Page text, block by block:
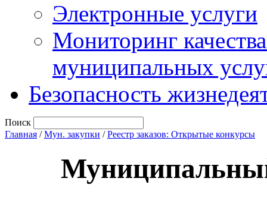
Электронные услуги
Мониторинг
муниципальных
Безопасность
Поиск
Главная /Мун. закупки /Реестр заказов: Открытые конкурсы